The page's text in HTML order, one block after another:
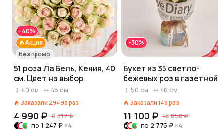
Акция
-40%
Без промо
51 роза Ла Бель, Кения, 40
см. Цвет на выбор
40 см 45 см
Заказали 29498раз
4 990 ₽ 8 317 ₽
по 1 247 ₽ ×4
-30%
Букет из 35 светло-
бежевых роз в газетной
бумаге
50 см 40 см
Заказали148раз
11 100 ₽ 15 858 ₽
по 2 775 ₽ ×4